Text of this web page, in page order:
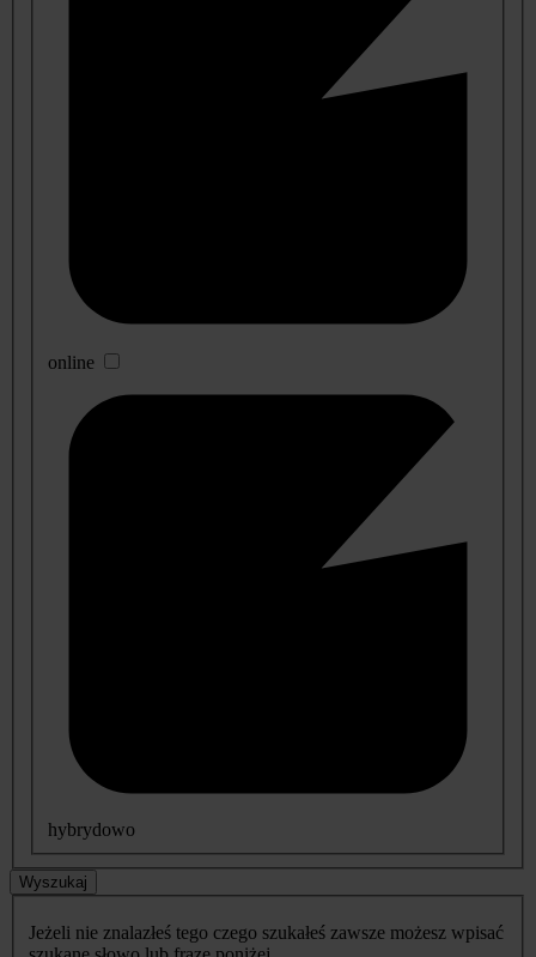
online
hybrydowo
Wyszukaj
Jeżeli nie znalazłeś tego czego szukałeś zawsze możesz wpisać